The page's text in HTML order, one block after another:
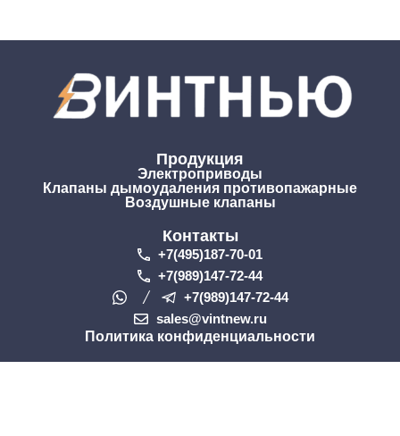
Продукция
Электроприводы
Клапаны дымоудаления противопажарные
Воздушные клапаны
Контакты
+7(495)187-70-01
+7(989)147-72-44
+7(989)147-72-44
sales@vintnew.ru
Политика конфиденциальности